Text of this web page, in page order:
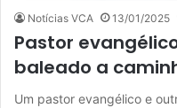
Notícias VCA 13/01/2025
Pastor
baleado a
Um pastor evangélico e